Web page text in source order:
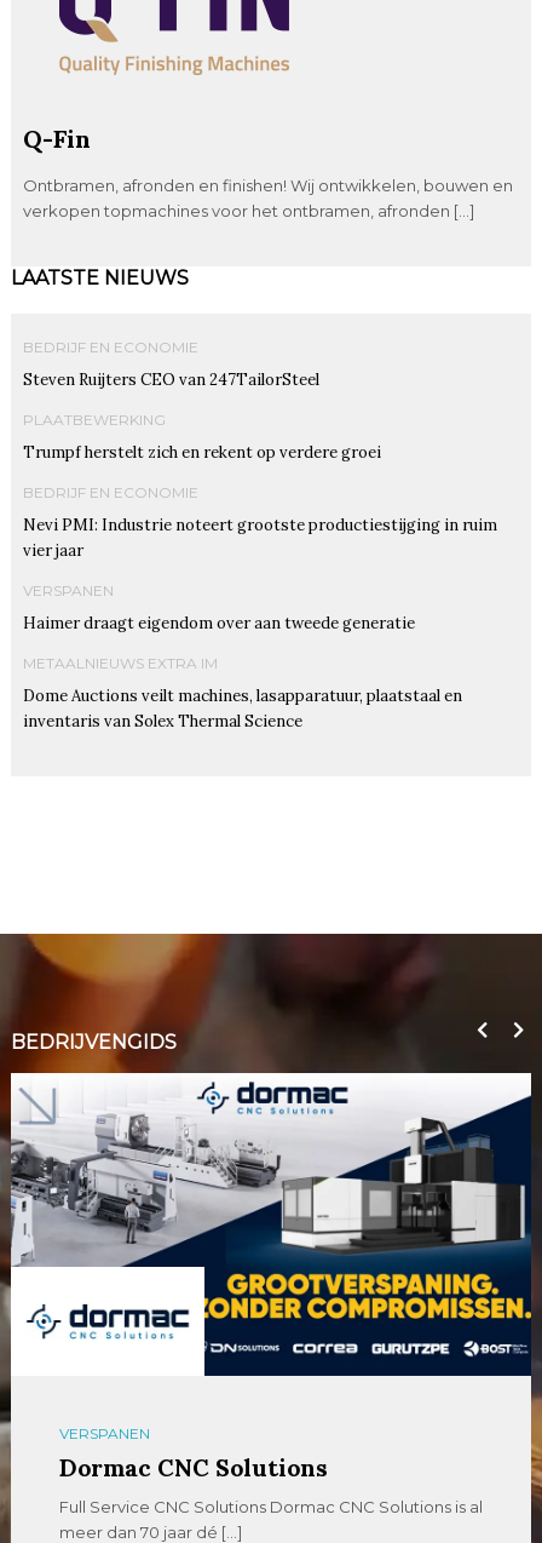
Q-Fin
Ontbramen, afronden en finishen! Wij ontwikkelen, bouwen en
verkopen topmachines voor het ontbramen, afronden […]
LAATSTE NIEUWS
BEDRIJF EN ECONOMIE
Steven Ruijters CEO van 247TailorSteel
PLAATBEWERKING
Trumpf herstelt zich en rekent op verdere groei
BEDRIJF EN ECONOMIE
Nevi PMI: Industrie noteert grootste productiestijging in ruim
vier jaar
VERSPANEN
Haimer draagt eigendom over aan tweede generatie
METAALNIEUWS EXTRA IM
Dome Auctions veilt machines, lasapparatuur, plaatstaal en
inventaris van Solex Thermal Science
BEDRIJVENGIDS
VERSPANEN
Dormac CNC Solutions
Full Service CNC Solutions Dormac CNC Solutions is al
meer dan 70 jaar dé […]